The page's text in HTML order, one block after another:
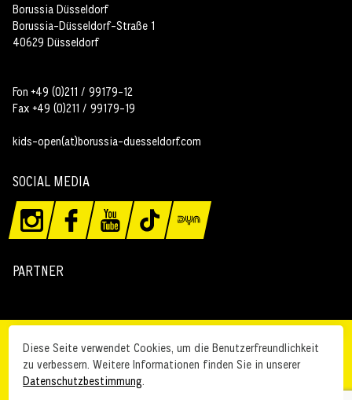
Borussia Düsseldorf
Borussia-Düsseldorf-Straße 1
40629 Düsseldorf
Fon +49 (0)211 / 99179-12
Fax +49 (0)211 / 99179-19
kids-open(at)borussia-duesseldorf.com
SOCIAL MEDIA
PARTNER
Impressum Datenschutz
Diese Seite verwendet Cookies, um die Benutzerfreundlichkeit
zu verbessern. Weitere Informationen finden Sie in unserer
Datenschutzbestimmung.